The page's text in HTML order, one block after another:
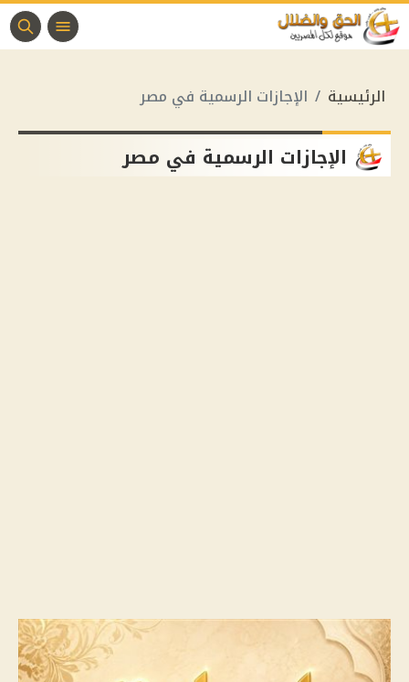
الرئيسية الإجازات الرسمية في مصر
الإجازات الرسمية في مصر